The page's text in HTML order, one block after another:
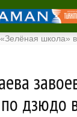
школа» в
дзюдо